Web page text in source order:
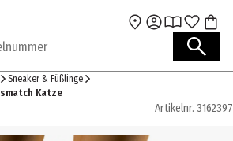
Zum Hauptinhalt
Sneaker & Füßlinge
Katze
Artikelnr. 3162397